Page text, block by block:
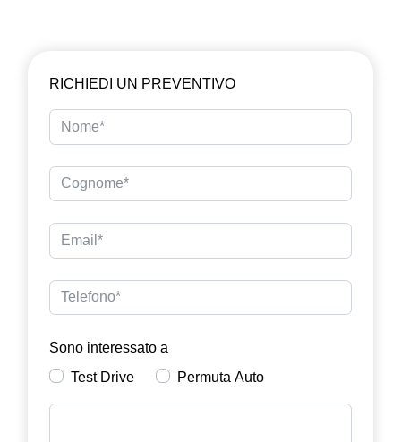
RICHIEDI UN PREVENTIVO
Sono interessato a
Test Drive
Permuta Auto